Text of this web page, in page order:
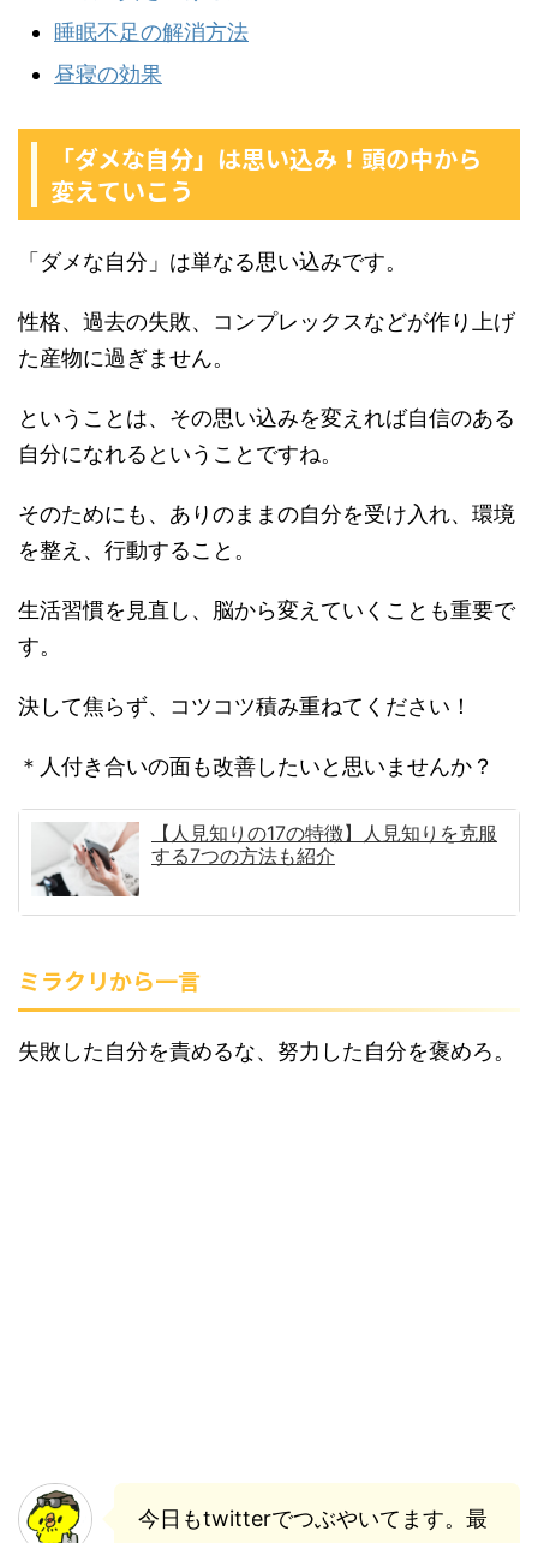
睡眠不足の解消方法
昼寝の効果
「ダメな自分」は思い込み！頭の中から
変えていこう
「ダメな自分」は単なる思い込みです。
性格、過去の失敗、コンプレックスなどが作り上げ
た産物に過ぎません。
ということは、その思い込みを変えれば自信のある
自分になれるということですね。
そのためにも、ありのままの自分を受け入れ、環境
を整え、行動すること。
生活習慣を見直し、脳から変えていくことも重要で
す。
決して焦らず、コツコツ積み重ねてください！
＊人付き合いの面も改善したいと思いませんか？
【人見知りの17の特徴】人見知りを克服
する7つの方法も紹介
ミラクリから一言
失敗した自分を責めるな、努力した自分を褒めろ。
今日もtwitterでつぶやいてます。最